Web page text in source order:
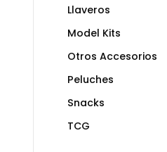
Llaveros
Model Kits
Otros Accesorios
Peluches
Snacks
TCG